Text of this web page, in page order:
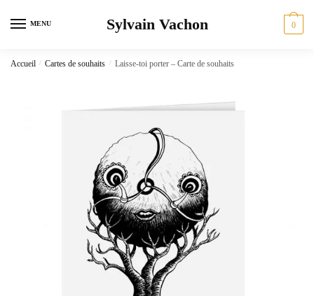
MENU Sylvain Vachon 0
Accueil / Cartes de souhaits / Laisse-toi porter – Carte de souhaits